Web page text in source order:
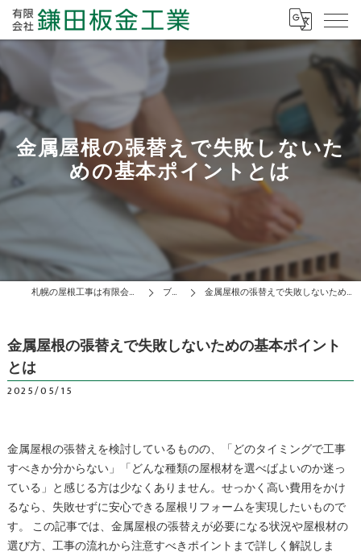
金属屋根の張替えで失敗しないた
めの基本ポイントとは
札幌の屋根工事は有限会社鎌田板金工業 ブログ 金属屋根の張替えで失敗しないための基本ポイントとは
金属屋根の張替えで失敗しないための基本ポイント
とは
2025/05/15
金属屋根の張替えを検討しているものの、「どのタイミングで工事
すべきか分からない」「どんな種類の屋根材を選べばよいのか迷っ
ている」と感じる方は少なくありません。せっかく高い費用をかけ
るなら、失敗せずに安心できる屋根リフォームを実現したいもので
す。 この記事では、金属屋根の張替えが必要になる状況や屋根材の
選び方、工事の流れから注意すべきポイントまで詳しく解説しま